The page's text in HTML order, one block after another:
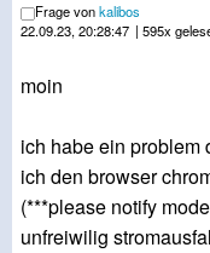
Frage vonkalibos
22.09.23, 20:28:47 | 595x
moin
ich habe ein problem
ich den browser
(***please notify
unfreiwilig